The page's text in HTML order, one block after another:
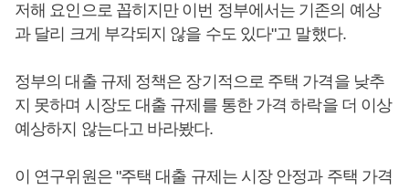
저해 요인으로 꼽히지만 이번 정부에서는 기존의 예상
과 달리 크게 부각되지 않을 수도 있다"고 말했다.
정부의 대출 규제 정책은 장기적으로 주택 가격을 낮추
지 못하며 시장도 대출 규제를 통한 가격 하락을 더 이상
예상하지 않는다고 바라봤다.
이 연구위원은 "주택 대출 규제는 시장 안정과 주택 가격